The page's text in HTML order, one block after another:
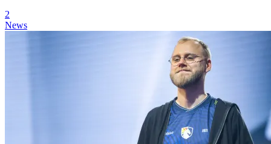
2
News